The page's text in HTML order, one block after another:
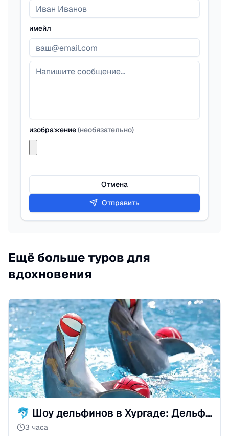
имейл
изображение(необязательно)
Отмена
Отправить
Ещё больше туров для
вдохновения
🐬 Шоу дельфинов в Хургаде: Дельфины, морские львы и моржи
3 часа